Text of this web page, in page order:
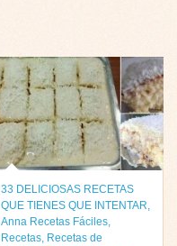
33 DELICIOSAS RECETAS
QUE TIENES QUE INTENTAR,
Anna Recetas Fáciles,
Recetas, Recetas de